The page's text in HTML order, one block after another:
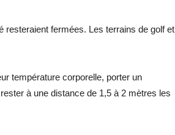
resteraient fermées. Les terrains de golf et
température corporelle, porter un
à une distance de 1,5 à 2 mètres les